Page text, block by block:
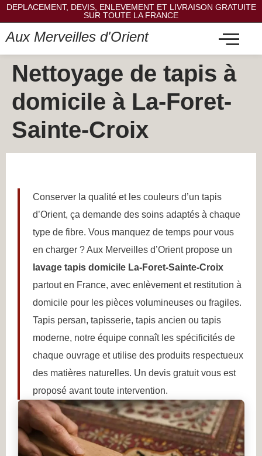
DEPLACEMENT, DEVIS, ENLEVEMENT ET LIVRAISON GRATUITE
SUR TOUTE LA FRANCE
Aux Merveilles d'Orient
Nettoyage de tapis à
domicile à La-Foret-
Sainte-Croix
Conserver la qualité et les couleurs d’un tapis
d’Orient, ça demande des soins adaptés à chaque
type de fibre. Vous manquez de temps pour vous
en charger ? Aux Merveilles d’Orient propose un
lavage tapis domicile La-Foret-Sainte-Croix
partout en France, avec enlèvement et restitution à
domicile pour les pièces volumineuses ou fragiles.
Tapis persan, tapisserie, tapis ancien ou tapis
moderne, notre équipe connaît les spécificités de
chaque ouvrage et utilise des produits respectueux
des matières naturelles. Un devis gratuit vous est
proposé avant toute intervention.